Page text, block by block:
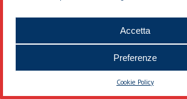
Accetta
Preferenze
Cookie Policy
kart (in Costa Smeralda).
Il sindaco Ragnedda è
raggiante: “con questo intervento,
irrisori rispetto all’investimento,